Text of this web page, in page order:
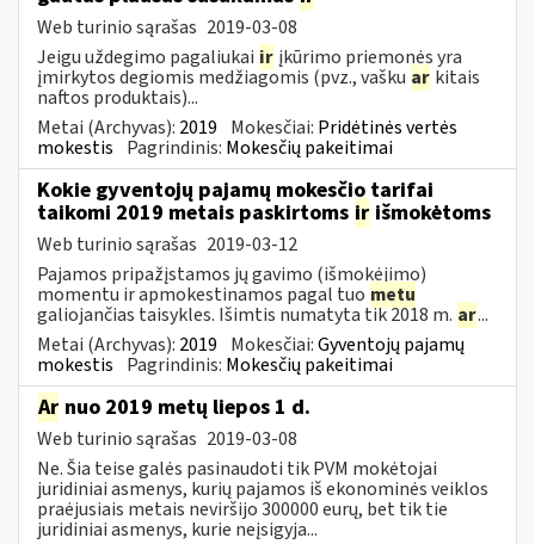
Web turinio sąrašas 2019-03-08
Jeigu uždegimo pagaliukai ir įkūrimo priemonės yra
įmirkytos degiomis medžiagomis (pvz., vašku ar kitais
naftos produktais)...
Metai (Archyvas): 2019 Mokesčiai: Pridėtinės vertės
mokestis Pagrindinis: Mokesčių pakeitimai
Kokie gyventojų pajamų mokesčio tarifai
taikomi 2019 metais paskirtoms ir išmokėtoms
Web turinio sąrašas 2019-03-12
Pajamos pripažįstamos jų gavimo (išmokėjimo)
momentu ir apmokestinamos pagal tuo metu
galiojančias taisykles. Išimtis numatyta tik 2018 m. ar...
Metai (Archyvas): 2019 Mokesčiai:Gyventojų pajamų
mokestis Pagrindinis: Mokesčių pakeitimai
Ar nuo 2019 metų liepos 1 d.
Web turinio sąrašas 2019-03-08
Ne. Šia teise galės pasinaudoti tik PVM mokėtojai
juridiniai asmenys, kurių pajamos iš ekonominės veiklos
praėjusiais metais neviršijo 300000 eurų, bet tik tie
juridiniai asmenys, kurie neįsigyja...